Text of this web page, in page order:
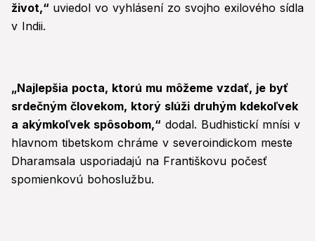
život,“ uviedol vo vyhlásení zo svojho exilového sídla
v Indii.
„Najlepšia pocta, ktorú mu môžeme vzdať, je byť
srdečným človekom, ktorý slúži druhým kdekoľvek
a akýmkoľvek spôsobom,“ dodal. Budhistickí mnísi v
hlavnom tibetskom chráme v severoindickom meste
Dharamsala usporiadajú na Františkovu počesť
spomienkovú bohoslužbu.